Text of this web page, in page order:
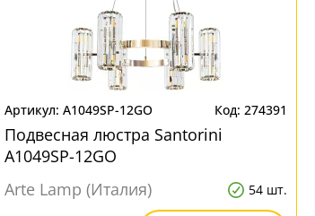
A1049SP-12GO 274391
Подвесная люстра Santorini
A1049SP-12GO
Arte Lamp (Италия)
54 шт.